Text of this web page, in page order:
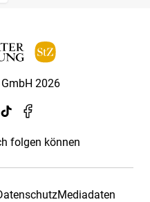
2026
folgen können
Mediadaten